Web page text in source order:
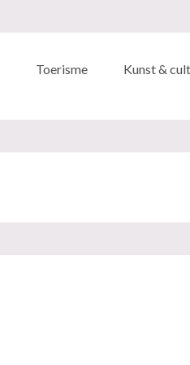
Toerisme Kunst &